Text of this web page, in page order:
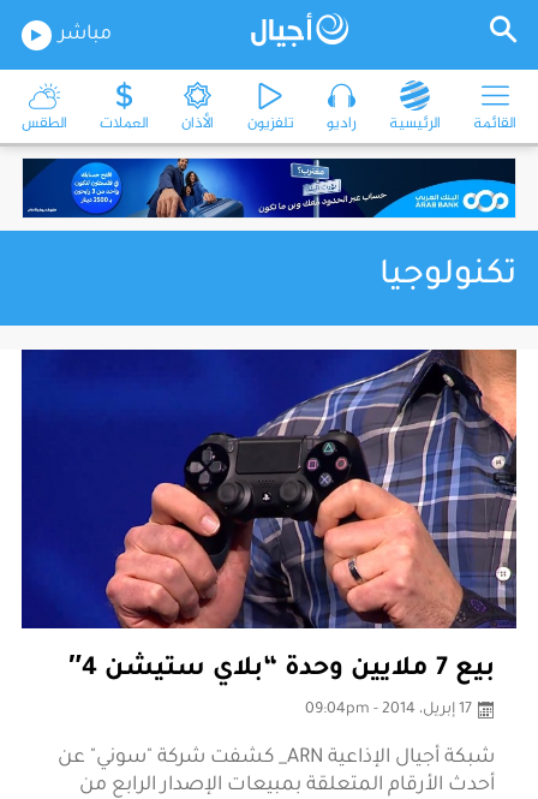
مباشر
القائمة الرئيسية راديو تلفزيون الأذان العملات الطقس
تكنولوجيا
بيع 7 ملايين وحدة “بلاي ستيشن 4″
17 إبريل، 2014 - 09:04pm
شبكة أجيال الإذاعية ARN_ كشفت شركة "سوني" عن
أحدث الأرقام المتعلقة بمبيعات الإصدار الرابع من